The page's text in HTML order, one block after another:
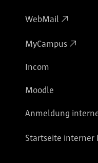
WebMail
MyCampus
Incom
Moodle
Anmeldung
Startseite interner